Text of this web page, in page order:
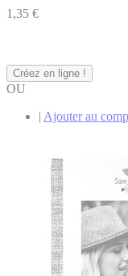
1,35 €
Créez en ligne !
OU
| Ajouter au